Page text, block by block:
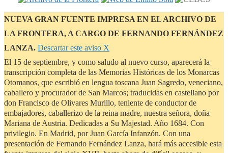
NUEVA GRAN FUENTE IMPRESA EN EL ARCHIVO DE
LA FRONTERA, A CARGO DE FERNANDO FERNÁNDEZ
LANZA. Descartar este aviso Χ
El 15 de septiembre, y como saludo al nuevo curso, aparecerá la
transcripción completa de las Memorias Históricas de los Monarcas
Otomanos, que escribió en lengua toscana Juan Sagredo, veneciano,
caballero y procurador de San Marcos; traducidas en castellano por
don Francisco de Olivares Murillo, teniente de conductor de
embajadores, caballerizo de la reina madre, nuestra señora, doña
Mariana de Austria. Dedicadas a Su Majestad. Año 1684. Con
privilegio. En Madrid, por Juan García Infanzón. Con una
presentación de Fernando Fernández Lanza, hará más accesible esta